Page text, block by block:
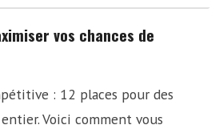
vos chances de
: 12 places pour des
Voici comment vous